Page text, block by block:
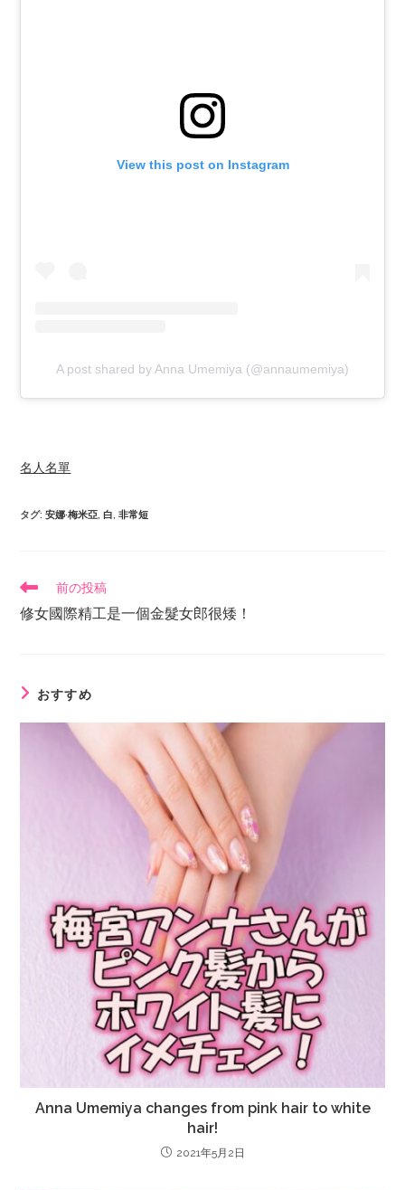
View this post on Instagram
A post shared by Anna Umemiya (@annaumemiya)
名人名單
タグ:安娜·梅米亞, 白, 非常短
前の投稿
修女國際精工是一個金髮女郎很矮！
おすすめ
Anna Umemiya changes from pink hair to white
hair!
2021年5月2日